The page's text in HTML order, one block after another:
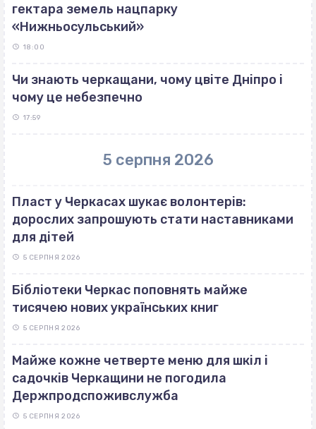
гектара земель нацпарку
«Нижньосульський»
18:00
Чи знають черкащани, чому цвіте Дніпро і
чому це небезпечно
17:59
5 серпня 2026
Пласт у Черкасах шукає волонтерів:
дорослих запрошують стати наставниками
для дітей
5 СЕРПНЯ 2026
Бібліотеки Черкас поповнять майже
тисячею нових українських книг
5 СЕРПНЯ 2026
Майже кожне четверте меню для шкіл і
садочків Черкащини не погодила
Держпродспоживслужба
5 СЕРПНЯ 2026